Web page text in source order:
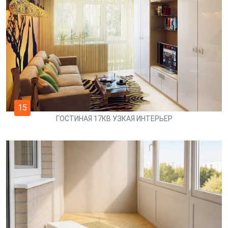
15
ГОСТИНАЯ 17КВ УЗКАЯ ИНТЕРЬЕР